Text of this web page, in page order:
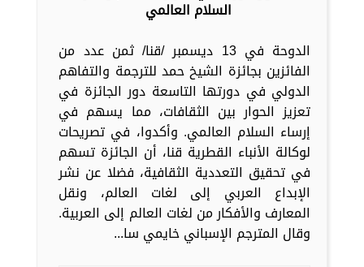
السلام العالمي
الدوحة في 13 ديسمبر /قنا/ ثمن عدد من
الفائزين بجائزة الشيخ حمد للترجمة والتفاهم
الدولي في دورتها التاسعة دور الجائزة في
تعزيز الحوار بين الثقافات، مما يسهم في
إرساء السلام العالمي. وأكدوا، في تصريحات
لوكالة الأنباء القطرية قنا، أن الجائزة تسهم
في تحقيق التعددية الثقافية، فضلا عن نشر
الإبداع العربي إلى لغات العالم، ونقل
المعارف والأفكار من لغات العالم إلى العربية.
وقال المترجم الإسباني خايمي سا...